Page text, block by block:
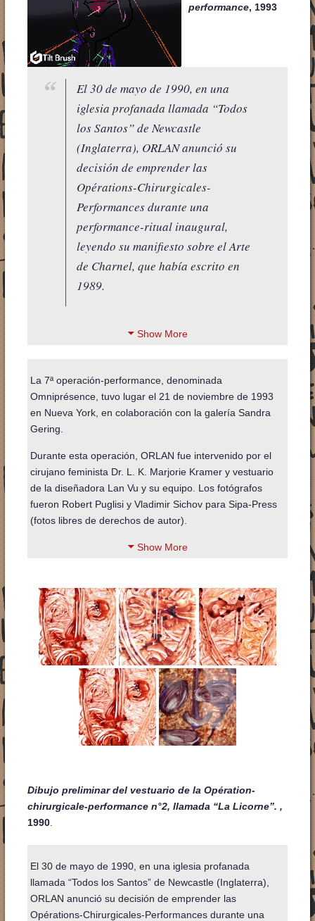
performance, 1993
El 30 de mayo de 1990, en una
iglesia profanada llamada “Todos
los Santos” de Newcastle
(Inglaterra), ORLAN anunció su
decisión de emprender las
Opérations-Chirurgicales-
Performances durante una
performance-ritual inaugural,
leyendo su manifiesto sobre el Arte
de Charnel, que había escrito en
1989.
Show More
La 7ª operación-performance, denominada
Omniprésence, tuvo lugar el 21 de noviembre de 1993
en Nueva York, en colaboración con la galería Sandra
Gering.
Durante esta operación, ORLAN fue intervenido por el
cirujano feminista Dr. L. K. Marjorie Kramer y vestuario
de la diseñadora Lan Vu y su equipo. Los fotógrafos
fueron Robert Puglisi y Vladimir Sichov para Sipa-Press
(fotos libres de derechos de autor).
Show More
Dibujo preliminar del vestuario de la Opération-
chirurgicale-performance n°2, llamada “La Licorne”. ,
1990.
El 30 de mayo de 1990, en una iglesia profanada
llamada “Todos los Santos” de Newcastle (Inglaterra),
ORLAN anunció su decisión de emprender las
Opérations-Chirurgicales-Performances durante una